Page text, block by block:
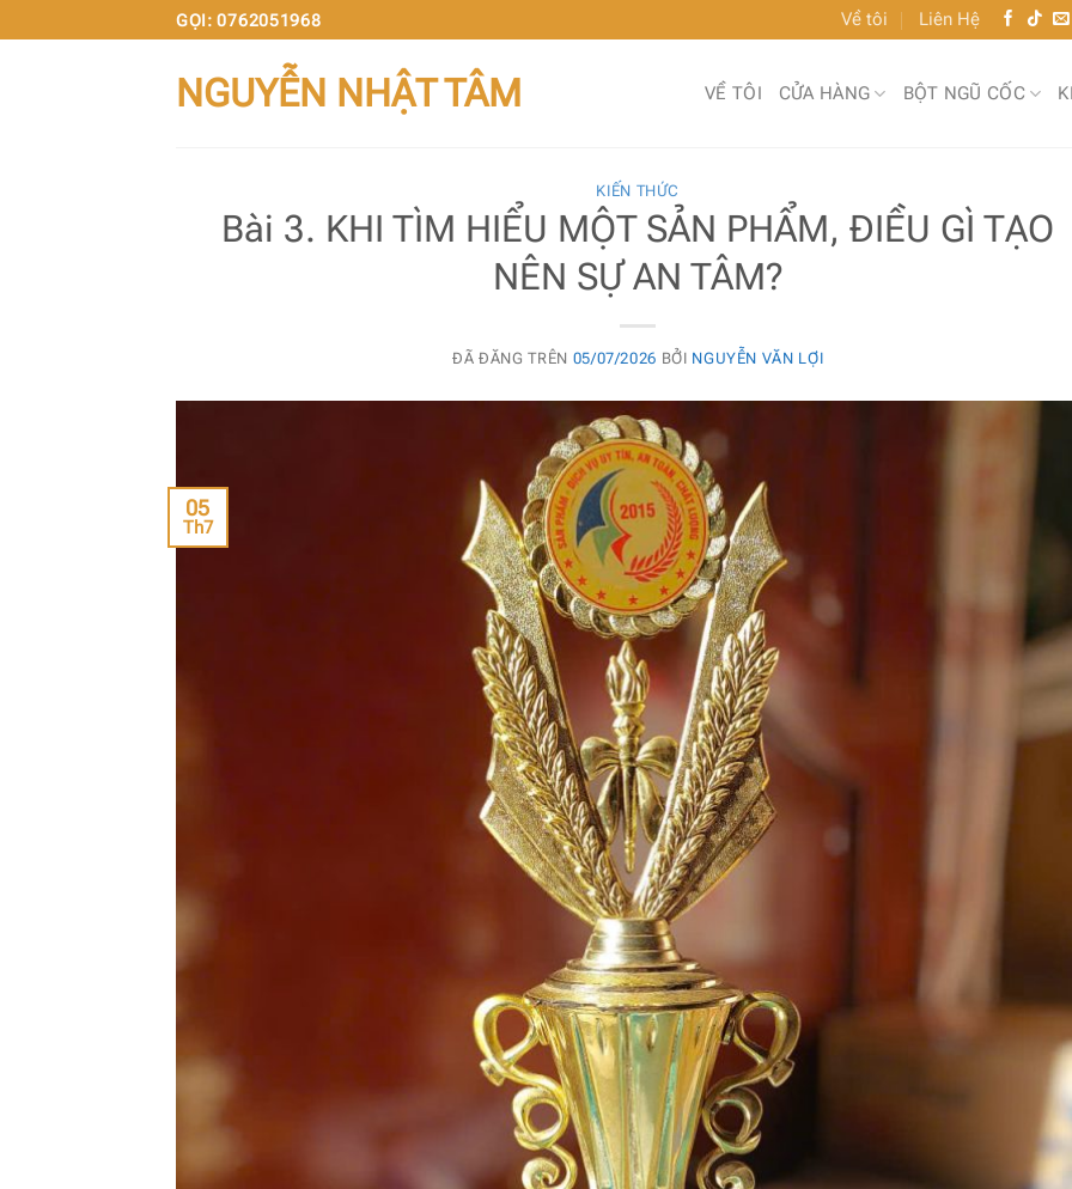
GỌI: 0762051968 Về tôi Liên Hệ
NGUYỄN NHẬT TÂM VỀ TÔI CỬA HÀNG BỘT NGŨ CỐC
KIẾN THỨC
Bài 3. KHI TÌM HIỂU MỘT SẢN PHẨM, ĐIỀU GÌ TẠO
NÊN SỰ AN TÂM?
ĐÃ ĐĂNG TRÊN 05/07/2026 BỞI NGUYỄN VĂN LỢI
05
Th7